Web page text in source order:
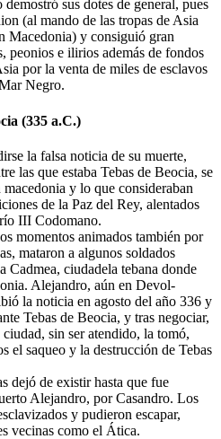
sus dotes de general, pues
(al mando de las tropas de Asia
Macedonia) y consiguió gran
peonios e ilirios además de fondos
por la venta de miles de esclavos
Negro.
(335 a.C.)
la falsa noticia de su muerte,
las que estaba Tebas de Beocia, se
y lo que consideraban
de la Paz del Rey, alentados
III Codomano.
momentos animados también por
mataron a algunos soldados
Cadmea, ciudadela tebana donde
Alejandro, aún en Devol-
la noticia en agosto del año 336 y
Tebas de Beocia, y tras negociar,
sin ser atendido, la tomó,
el saqueo y la destrucción de Tebas
dejó de existir hasta que fue
Alejandro, por Casandro. Los
y pudieron escapar,
vecinas como el Ática.